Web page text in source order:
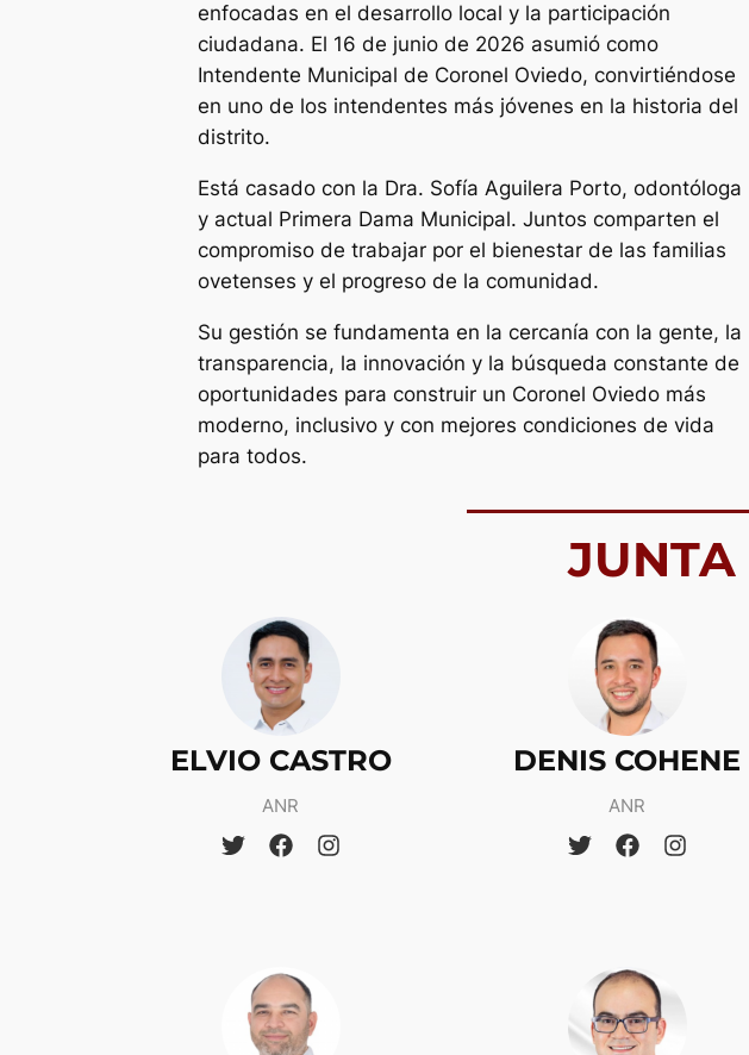
enfocadas en el desarrollo local y la participación
ciudadana. El 16 de junio de 2026 asumió como
Intendente Municipal de Coronel Oviedo, convirtiéndose
en uno de los intendentes más jóvenes en la historia del
distrito.
Está casado con la Dra. Sofía Aguilera Porto, odontóloga
y actual Primera Dama Municipal. Juntos comparten el
compromiso de trabajar por el bienestar de las familias
ovetenses y el progreso de la comunidad.
Su gestión se fundamenta en la cercanía con la gente, la
transparencia, la innovación y la búsqueda constante de
oportunidades para construir un Coronel Oviedo más
moderno, inclusivo y con mejores condiciones de vida
para todos.
ELVIO CASTRO
ANR
DENIS COHENE
ANR